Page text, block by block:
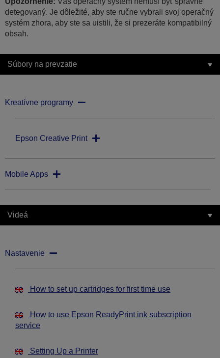
detegovaný. Je dôležité, aby ste ručne vybrali svoj operačný
systém zhora, aby ste sa uistili, že si prezeráte kompatibilný
obsah.
Súbory na prevzatie
Kreatívne programy
Epson Creative Print
Mobile Apps
Videá
Nastavenie
How to set up cartridges for first time use
How to use Epson ReadyPrint ink subscription
service
Setting Up a Printer